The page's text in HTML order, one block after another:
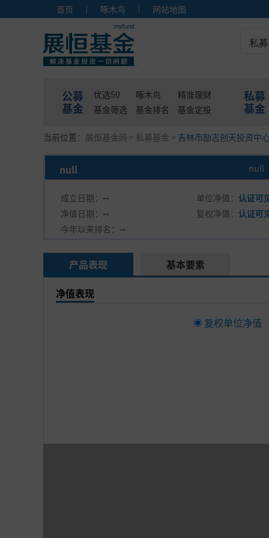
首页 啄木鸟 网站地图
私募
公募
基金
优选50 啄木鸟
精准理财
基金筛选
基金排名 基金定投
私募
基金
当前位置： 展恒基金网 > 私募基金 > 吉林市励志创天投资中
null null
成立日期： -- 单位净值：认证可
净值日期： -- 复权净值：认证可
今年以来排名： --
产品表现
基本要素
净值表现
复权单位净值